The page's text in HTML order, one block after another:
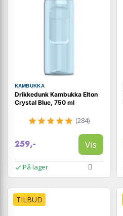
KAMBUKKA
Drikkedunk Kambukka Elton
Crystal Blue, 750 ml
(284)
259,- Vis
På lager
TILBUD